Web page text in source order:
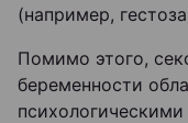
(например,
Помимо этого,
беременности